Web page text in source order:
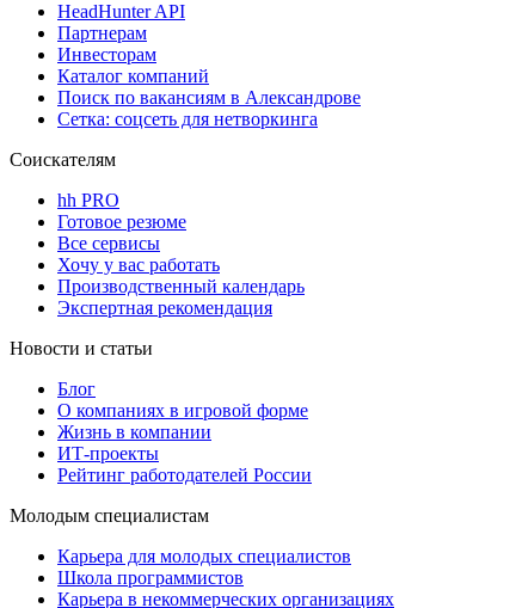
HeadHunter API
Партнерам
Инвесторам
Каталог компаний
Поиск по вакансиям в Александрове
Сетка: соцсеть для нетворкинга
Соискателям
hh PRO
Готовое резюме
Все сервисы
Хочу у вас работать
Производственный календарь
Экспертная рекомендация
Новости и статьи
Блог
О компаниях в игровой форме
Жизнь в компании
ИТ-проекты
Рейтинг работодателей России
Молодым специалистам
Карьера для молодых специалистов
Школа программистов
Карьера в некоммерческих организациях